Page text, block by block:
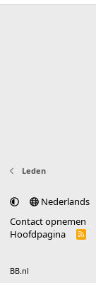
Leden
Nederlands
Contact opnemen
Hoofdpagina
R
BB.nl